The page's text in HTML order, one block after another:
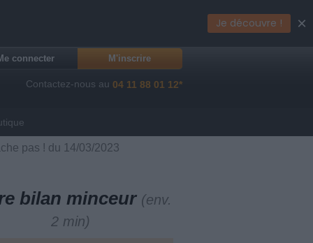
connecter M'inscrire
Contactez-nous au 04 11 88 01 12*
pas ! du 14/03/2023
bilan minceur (env.
2 min)
Je découvre ! ×